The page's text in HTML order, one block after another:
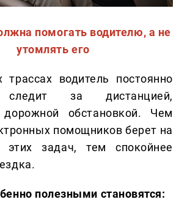
помогать водителю, а не
утомлять его
водитель постоянно
следит за дистанцией,
дорожной обстановкой. Чем
помощников берет на
этих задач, тем спокойнее
полезными становятся: